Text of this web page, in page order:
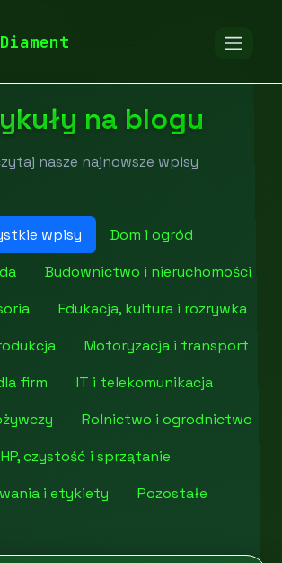
na blogu
nasze najnowsze wpisy
wpisy
Dom i ogród
Budownictwo i nieruchomości
Edukacja, kultura i rozrywka
Motoryzacja i transport
firm
IT i telekomunikacja
Rolnictwo i ogrodnictwo
czystość i sprzątanie
i etykiety
Pozostałe